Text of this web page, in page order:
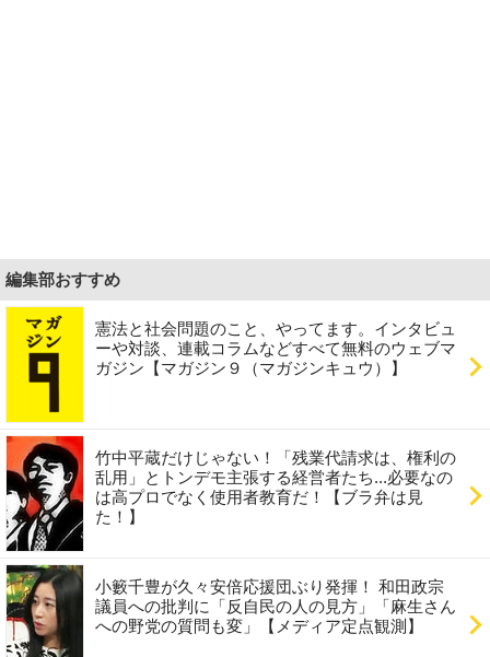
編集部おすすめ
憲法と社会問題のこと、やってます。インタビュ
ーや対談、連載コラムなどすべて無料のウェブマ
ガジン【マガジン９（マガジンキュウ）】
竹中平蔵だけじゃない！「残業代請求は、権利の
乱用」とトンデモ主張する経営者たち...必要なの
は高プロでなく使用者教育だ！【ブラ弁は見
た！】
小籔千豊が久々安倍応援団ぶり発揮！ 和田政宗
議員への批判に「反自民の人の見方」「麻生さん
への野党の質問も変」【メディア定点観測】